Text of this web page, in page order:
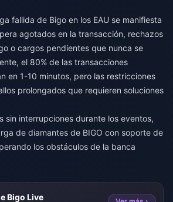
fallida de Bigo en los EAU se manifiesta
agotados en la transacción, rechazos
o cargos pendientes que nunca se
el 80% de las transacciones
en 1-10 minutos, pero las restricciones
prolongados que requieren soluciones
sin interrupciones durante los eventos,
de diamantes de BIGO con soporte de
los obstáculos de la banca
Bigo Live